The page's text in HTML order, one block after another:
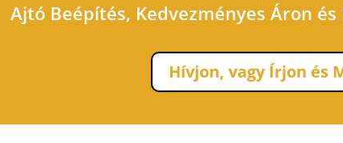
Ajtó Beépítés, Kedvezményes Áron
Hívjon, vagy Írjon és